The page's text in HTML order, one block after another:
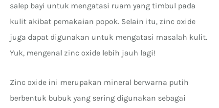
salep bayi untuk mengatasi ruam yang timbul pada
kulit akibat pemakaian popok. Selain itu, zinc oxide
juga dapat digunakan untuk mengatasi masalah kulit.
Yuk, mengenal zinc oxide lebih jauh lagi!
Zinc oxide ini merupakan mineral berwarna putih
berbentuk bubuk yang sering digunakan sebagai